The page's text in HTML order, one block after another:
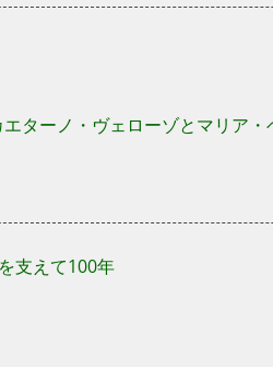
ターノ・ヴェローゾとマリア
支えて100年